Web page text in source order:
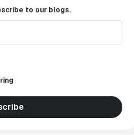
to our blogs.